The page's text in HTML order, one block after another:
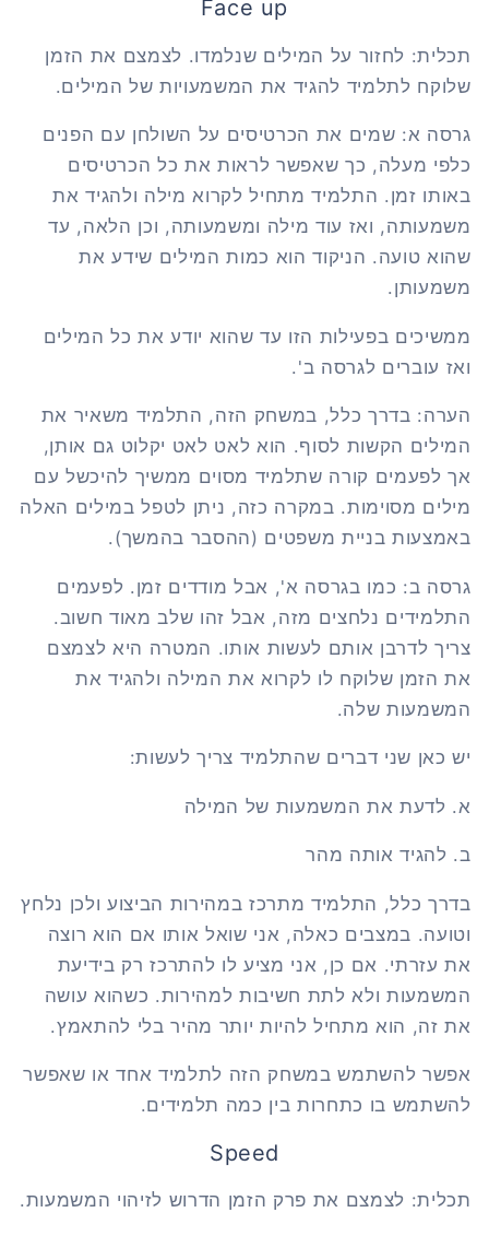
Face up
תכלית: לחזור על המילים שנלמדו. לצמצם את הזמן
שלוקח לתלמיד להגיד את המשמעויות של המילים.
גרסה א: שמים את הכרטיסים על השולחן עם הפנים
כלפי מעלה, כך שאפשר לראות את כל הכרטיסים
באותו זמן. התלמיד מתחיל לקרוא מילה ולהגיד את
משמעותה, ואז עוד מילה ומשמעותה, וכן הלאה, עד
שהוא טועה. הניקוד הוא כמות המילים שידע את
משמעותן.
ממשיכים בפעילות הזו עד שהוא יודע את כל המילים
ואז עוברים לגרסה ב'.
הערה: בדרך כלל, במשחק הזה, התלמיד משאיר את
המילים הקשות לסוף. הוא לאט לאט יקלוט גם אותן,
אך לפעמים קורה שתלמיד מסוים ממשיך להיכשל עם
מילים מסוימות. במקרה כזה, ניתן לטפל במילים האלה
באמצעות בניית משפטים (ההסבר בהמשך).
גרסה ב: כמו בגרסה א', אבל מודדים זמן. לפעמים
התלמידים נלחצים מזה, אבל זהו שלב מאוד חשוב.
צריך לדרבן אותם לעשות אותו. המטרה היא לצמצם
את הזמן שלוקח לו לקרוא את המילה ולהגיד את
המשמעות שלה.
יש כאן שני דברים שהתלמיד צריך לעשות:
א. לדעת את המשמעות של המילה
ב. להגיד אותה מהר
בדרך כלל, התלמיד מתרכז במהירות הביצוע ולכן נלחץ
וטועה. במצבים כאלה, אני שואל אותו אם הוא רוצה
את עזרתי. אם כן, אני מציע לו להתרכז רק בידיעת
המשמעות ולא לתת חשיבות למהירות. כשהוא עושה
את זה, הוא מתחיל להיות יותר מהיר בלי להתאמץ.
אפשר להשתמש במשחק הזה לתלמיד אחד או שאפשר
להשתמש בו כתחרות בין כמה תלמידים.
Speed
תכלית: לצמצם את פרק הזמן הדרוש לזיהוי המשמעות.